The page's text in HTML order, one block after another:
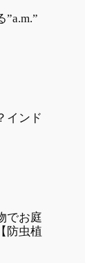
”a.m.”
インド
でお庭
防虫植